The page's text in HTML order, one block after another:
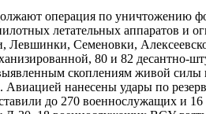
операция по уничтожению
летательных аппаратов и
Левшинки, Семеновки,
80 и 82
скоплениям живой
нанесены удары по
до 270 военнослужащих и